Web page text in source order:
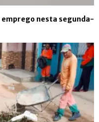
emprego nesta segunda-